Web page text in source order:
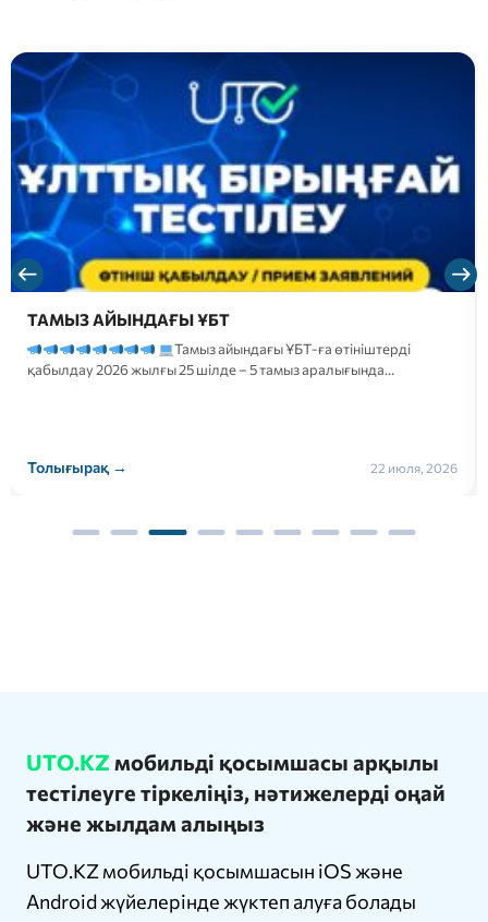
ТАМЫЗ АЙЫНДАҒЫ ҰБТ
Тамыз айындағы ҰБТ-ға өтініштерді
қабылдау 2026 жылғы 25 шілде – 5 тамыз аралығында…
Толығырақ → 22 июля, 2026
UTO.KZ мобильді қосымшасы арқылы
тестілеуге тіркеліңіз, нәтижелерді оңай
және жылдам алыңыз
UTO.KZ мобильді қосымшасын iOS және
Android жүйелерінде жүктеп алуға болады